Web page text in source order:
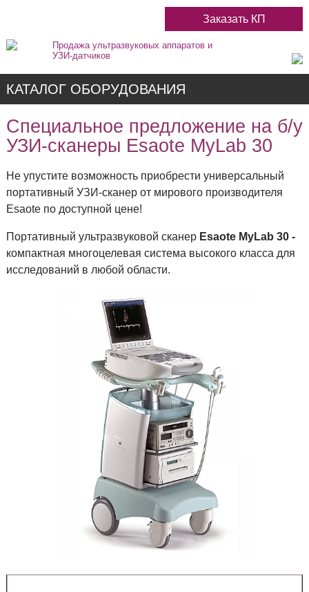
Заказать КП
Продажа ультразвуковых аппаратов и
УЗИ-датчиков
КАТАЛОГ ОБОРУДОВАНИЯ
Цветные
Черно-Белые
Стационарные
ПО ПРОИЗВОДИТЕЛЯМ
Специальное предложение на б/у
УЗИ-сканеры Esaote MyLab 30
Не упустите возможность приобрести универсальный
портативный УЗИ-сканер от мирового производителя
Esaote по доступной цене!
Портативный ультразвуковой сканер Esaote MyLab 30 -
компактная многоцелевая система высокого класса для
исследований в любой области.